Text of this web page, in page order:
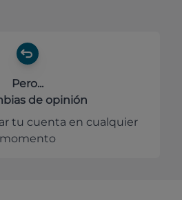
Pero...
de opinión
tu cuenta en cualquier
momento